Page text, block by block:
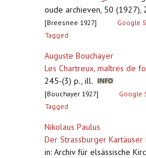
oude archieven, 50 (1927),
[Breesnee 1927] Google
Tagged
Auguste Bouchayer
Les Chartreux, maîtres de
245-(3) p., ill.
[Bouchayer 1927] Google
Tagged
Nikolaus Paulus
Der Strassburger
in: Archiv für elsässische